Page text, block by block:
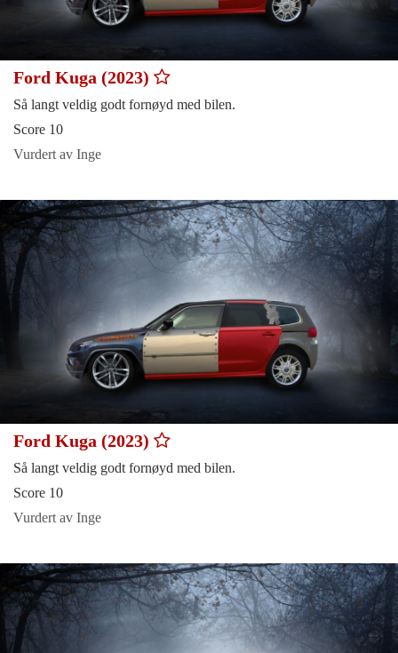
Ford Kuga (2023)
Så langt veldig godt fornøyd med bilen.
Score 10
Vurdert av Inge
Ford Kuga (2023)
Så langt veldig godt fornøyd med bilen.
Score 10
Vurdert av Inge